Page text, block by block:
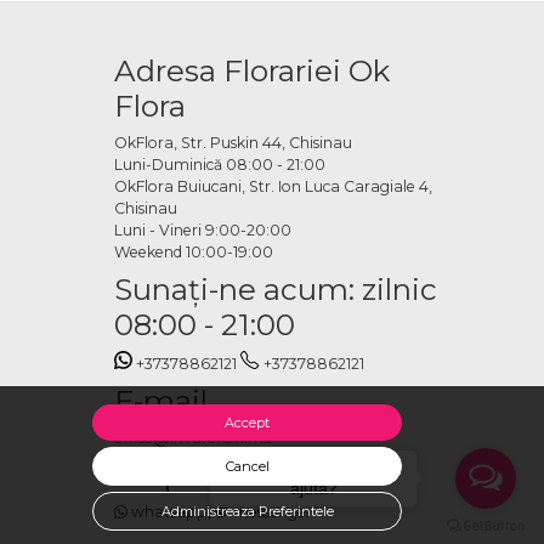
Accept
Cancel
Administreaza Preferintele
Adresa Florariei Ok
Flora
OkFlora, Str. Puskin 44, Chisinau
Luni-Duminică 08:00 - 21:00
OkFlora Buiucani, Str. Ion Luca Caragiale 4,
Chisinau
Luni - Vineri 9:00-20:00
Weekend 10:00-19:00
Sunaţi-ne acum: zilnic
08:00 - 21:00
+37378862121 +37378862121
E-mail
office@livrareflori.md
Ne puteți contacta:
whatsapp, messenger
Salut, cu ce te putem
ajuta?